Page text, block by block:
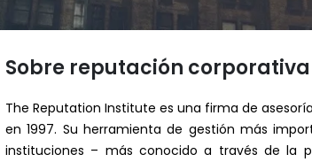
Sobre reputación corporativa
The Reputation Institute es una firma de
en 1997. Su herramienta de gestión más
instituciones – más conocido a través de la